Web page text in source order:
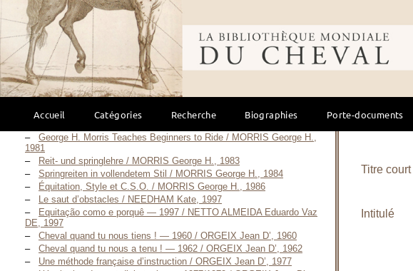
Bibliothèque mondiale du
Accueil Catégories Recherche Biographies Porte-documents
Mise en place d’un protocole d’étude de l’influence du style de
monte sur la trajectoire du cheval d’obstacle. / MAGNEN Jean-Paul,
1990
Jumping problems solved / MAILER Carol, 1997
Saut d’obstacles / MAILER Carol, Mai 2010
Notes sur la préparation des concours hippiques / MARTIN Henri,
1923
Les secrets des grands pour les jeunes cavaliers : en
George H. Morris Teaches Beginners to Ride / MORRIS George H.,
1981
Reit- und springlehre / MORRIS George H., 1983
Springreiten in vollendetem Stil / MORRIS George H., 1984
Équitation, Style et C.S.O. / MORRIS George H., 1986
Le saut d’obstacles / NEEDHAM Kate, 1997
Equitação como e porquê — 1997 / NETTO ALMEIDA Eduardo Vaz
DE, 1997
Cheval quand tu nous tiens ! — 1960 / ORGEIX Jean D’, 1960
Cheval quand tu nous a tenu ! — 1962 / ORGEIX Jean D’, 1962
Une méthode française d’instruction / ORGEIX Jean D’, 1977
Titre court
Intitulé